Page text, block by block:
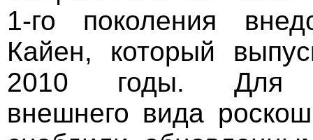
1-го поколения
Кайен, который
2010 годы. Для
внешнего вида